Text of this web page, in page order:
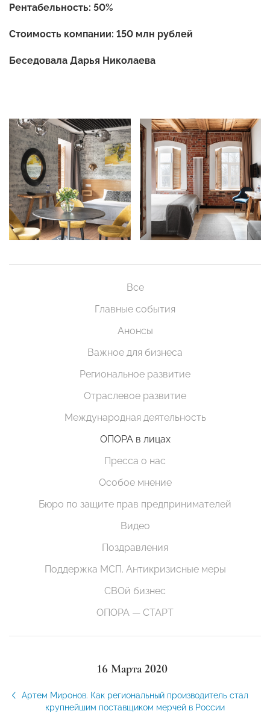
Рентабельность: 50%
Стоимость компании: 150 млн рублей
Беседовала Дарья Николаева
Все
Главные события
Анонсы
Важное для бизнеса
Региональное развитие
Отраслевое развитие
Международная деятельность
ОПОРА в лицах
Пресса о нас
Особое мнение
Бюро по защите прав предпринимателей
Видео
Поздравления
Поддержка МСП. Антикризисные меры
СВОй бизнес
ОПОРА — СТАРТ
16 Марта 2020
Артем Миронов. Как региональный производитель стал
крупнейшим поставщиком мерчей в России